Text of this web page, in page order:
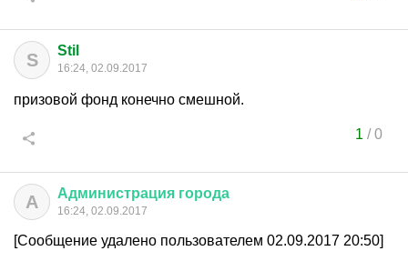
S Stil
16:24, 02.09.2017
призовой фонд конечно смешной.
1 /0
А Администрация города
16:24, 02.09.2017
[Сообщение удалено пользователем 02.09.2017 20:50]